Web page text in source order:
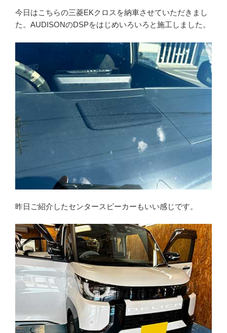
今日はこちらの三菱EKクロスを納車させていただきまし
た。AUDISONのDSPをはじめいろいろと施工しました。
昨日ご紹介したセンタースピーカーもいい感じです。